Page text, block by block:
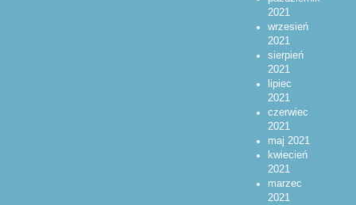
2021
wrzesień
2021
sierpień
2021
lipiec
2021
czerwiec
2021
maj 2021
kwiecień
2021
marzec
2021